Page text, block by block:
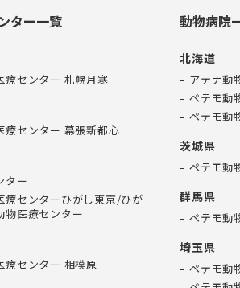
ター一覧
療センター 札幌月寒
療センター 幕張新都心
ター
療センターひがし東京/ひが
物医療センター
療センター 相模原
動物病院
北海道
アテナ動
ペテモ動
ペテモ動
茨城県
ペテモ動
群馬県
ペテモ動
埼玉県
ペテモ動